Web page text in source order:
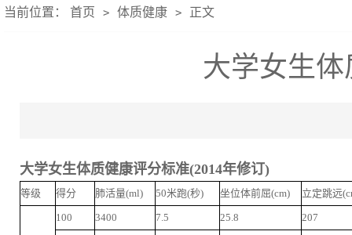
当前位置： 首页 > 体质健康 > 正文
大学女生
大学女生体质健康评分标准(2014年修订)
等级 得分 肺活量(ml) 50米跑(秒) 坐位体前屈(cm) 立定跳远
100 3400 7.5 25.8 207